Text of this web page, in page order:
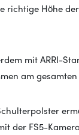
richtige Höhe
mit ARRI-
am
der FS5-